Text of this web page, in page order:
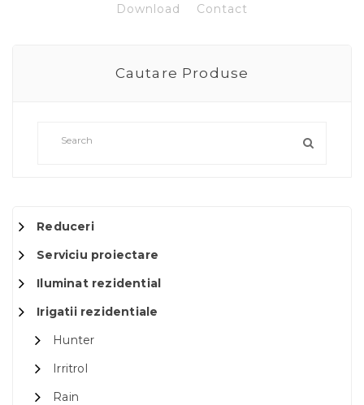
Download Contact
Cautare Produse
Reduceri
Serviciu proiectare
Iluminat rezidential
Irigatii rezidentiale
Hunter
Irritrol
Rain